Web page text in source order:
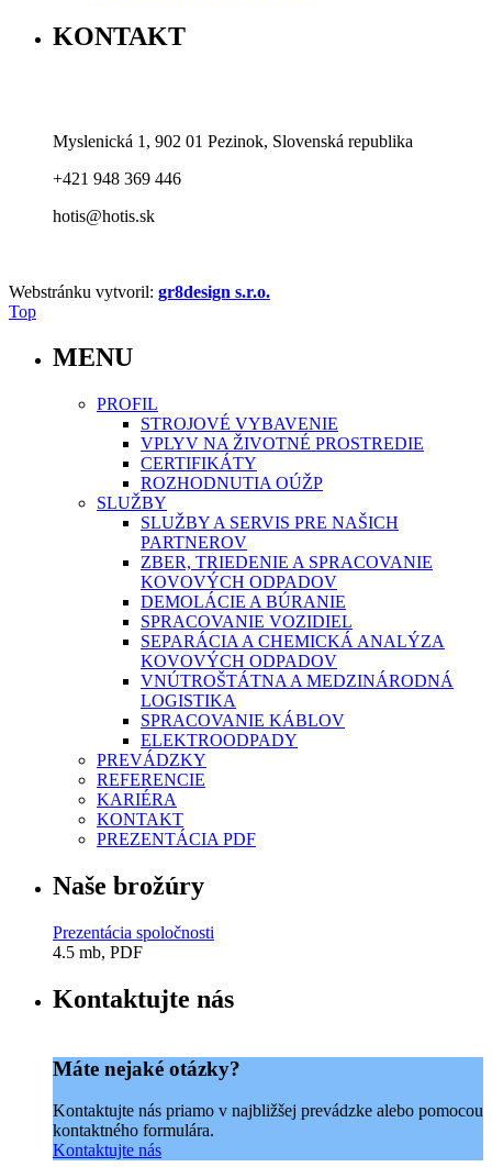
KONTAKT
Myslenická 1, 902 01 Pezinok, Slovenská republika
+421 948 369 446
hotis@hotis.sk
Webstránku vytvoril: gr8design s.r.o.
Top
MENU
PROFIL
STROJOVÉ VYBAVENIE
VPLYV NA ŽIVOTNÉ PROSTREDIE
CERTIFIKÁTY
ROZHODNUTIA OÚŽP
SLUŽBY
SLUŽBY A SERVIS PRE NAŠICH
PARTNEROV
ZBER, TRIEDENIE A SPRACOVANIE
KOVOVÝCH ODPADOV
DEMOLÁCIE A BÚRANIE
SPRACOVANIE VOZIDIEL
SEPARÁCIA A CHEMICKÁ ANALÝZA
KOVOVÝCH ODPADOV
VNÚTROŠTÁTNA A MEDZINÁRODNÁ
LOGISTIKA
SPRACOVANIE KÁBLOV
ELEKTROODPADY
PREVÁDZKY
REFERENCIE
KARIÉRA
KONTAKT
PREZENTÁCIA PDF
Naše brožúry
Prezentácia spoločnosti
4.5 mb, PDF
Kontaktujte nás
Máte nejaké otázky?
Kontaktujte nás priamo v najbližšej prevádzke alebo pomocou
kontaktného formulára.
Kontaktujte nás